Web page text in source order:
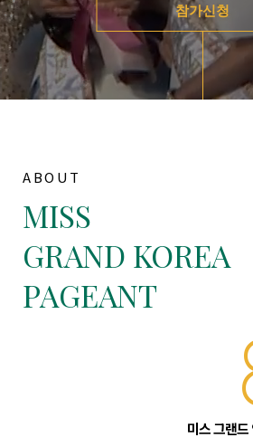
참가신청
ABOUT
MISS
GRAND KOREA
PAGEANT
미스 그랜